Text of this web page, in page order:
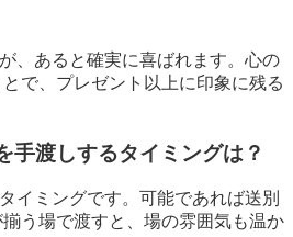
、あると確実に喜ばれます。心の
で、プレゼント以上に印象に残る
手渡しするタイミングは？
イミングです。可能であれば送別
う場で渡すと、場の雰囲気も温か